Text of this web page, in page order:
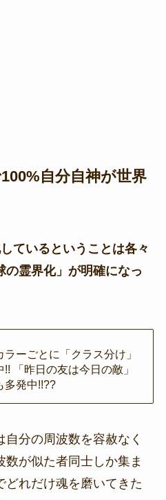
自分自神が世界
ているということは各々
の霊界化」が明確になっ
ラーごとに「クラス分け」
!! 「昨日の友は今日の敵」
多発中!!??
分の周波数を容赦なく
数が似た者同士しか集ま
どれだけ魂を磨いてきた